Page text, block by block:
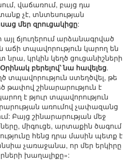
վաճառում, բայց դա
չէ, տնտեսության
մեր զրուցակիցը:
ճյուղերում արձանագրված
աճի տպավորություն կարող են
նրա, կրկին կեղծ ցուցանիշների
Օրինակ բերելով՝ նա հավելեց.
տպավորություն ստեղծվել, թե
թափով շինարարություն է
է թյուր տպավորություն
առումով չափազանց
Բայց շինարարության մեջ
միգուցե, արտաքին ծագում
հենց դրա մասին պետք է
չառաջանա, որ մեր երկիրը
խաղալիքը»: